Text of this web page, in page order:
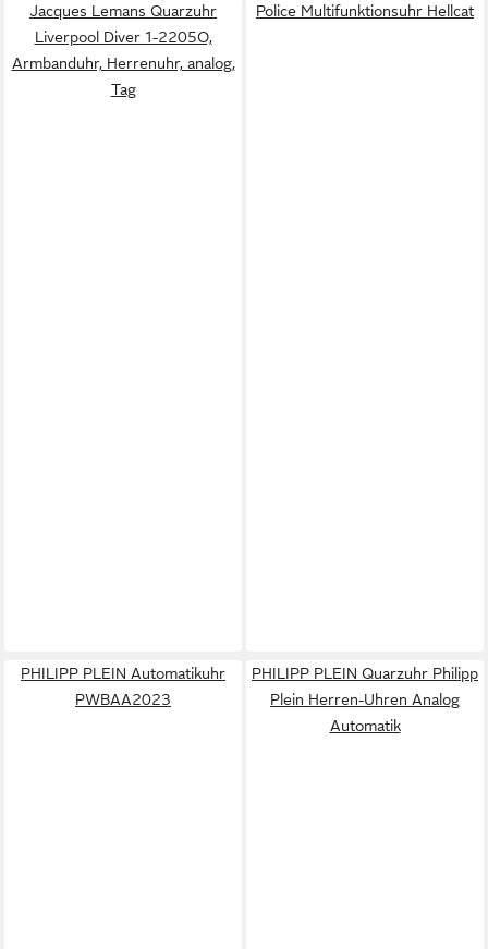
Jacques Lemans Quarzuhr
Liverpool Diver 1-2205O,
Armbanduhr, Herrenuhr, analog,
Tag
Police Multifunktionsuhr Hellcat
PHILIPP PLEIN Automatikuhr
PWBAA2023
PHILIPP PLEIN Quarzuhr Philipp
Plein Herren-Uhren Analog
Automatik